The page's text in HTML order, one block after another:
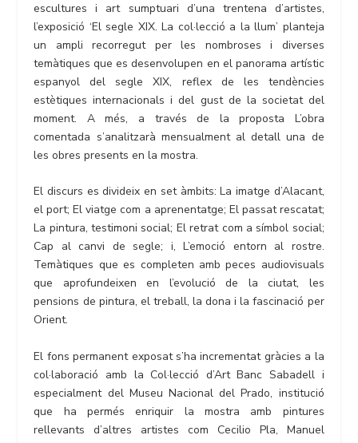
escultures i art sumptuari d’una trentena d’artistes,
l’exposició ‘El segle XIX. La col·lecció a la llum’ planteja
un ampli recorregut per les nombroses i diverses
temàtiques que es desenvolupen en el panorama artístic
espanyol del segle XIX, reflex de les tendències
estètiques internacionals i del gust de la societat del
moment. A més, a través de la proposta L’obra
comentada s’analitzarà mensualment al detall una de
les obres presents en la mostra.
El discurs es divideix en set àmbits: La imatge d’Alacant,
el port; El viatge com a aprenentatge; El passat rescatat;
La pintura, testimoni social; El retrat com a símbol social;
Cap al canvi de segle; i, L’emoció entorn al rostre.
Temàtiques que es completen amb peces audiovisuals
que aprofundeixen en l’evolució de la ciutat, les
pensions de pintura, el treball, la dona i la fascinació per
Orient.
El fons permanent exposat s’ha incrementat gràcies a la
col·laboració amb la Col·lecció d’Art Banc Sabadell i
especialment del Museu Nacional del Prado, institució
que ha permés enriquir la mostra amb pintures
rellevants d’altres artistes com Cecilio Pla, Manuel